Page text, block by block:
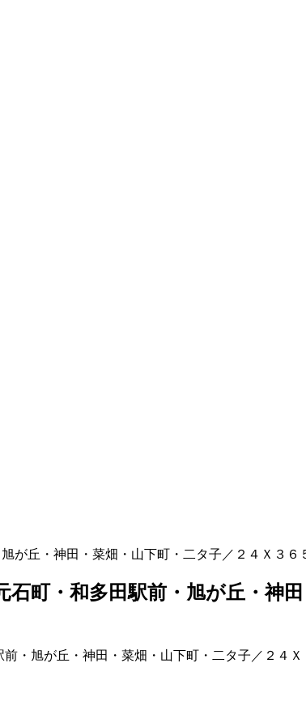
が丘・神田・菜畑・山下町・二タ子／２４Ｘ３６
町・和多田駅前・旭が丘・神